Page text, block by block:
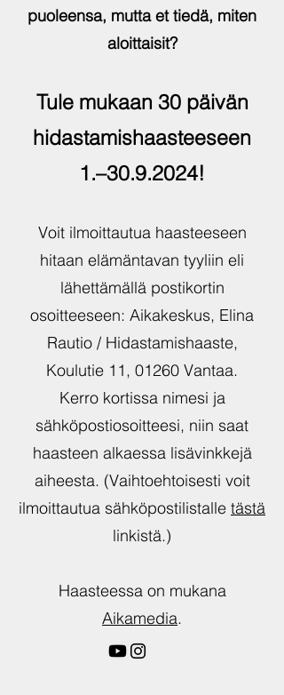
puoleensa, mutta et tiedä, miten
aloittaisit?
Tule mukaan 30 päivän
hidastamishaasteeseen
1.–30.9.2024!
Voit ilmoittautua haasteeseen
hitaan elämäntavan tyyliin eli
lähettämällä postikortin
osoitteeseen: Aikakeskus, Elina
Rautio / Hidastamishaaste,
Koulutie 11, 01260 Vantaa.
Kerro kortissa nimesi ja
sähköpostiosoitteesi, niin saat
haasteen alkaessa lisävinkkejä
aiheesta. (Vaihtoehtoisesti voit
ilmoittautua sähköpostilistalle tästä
linkistä.)
Haasteessa on mukana
Aikamedia.